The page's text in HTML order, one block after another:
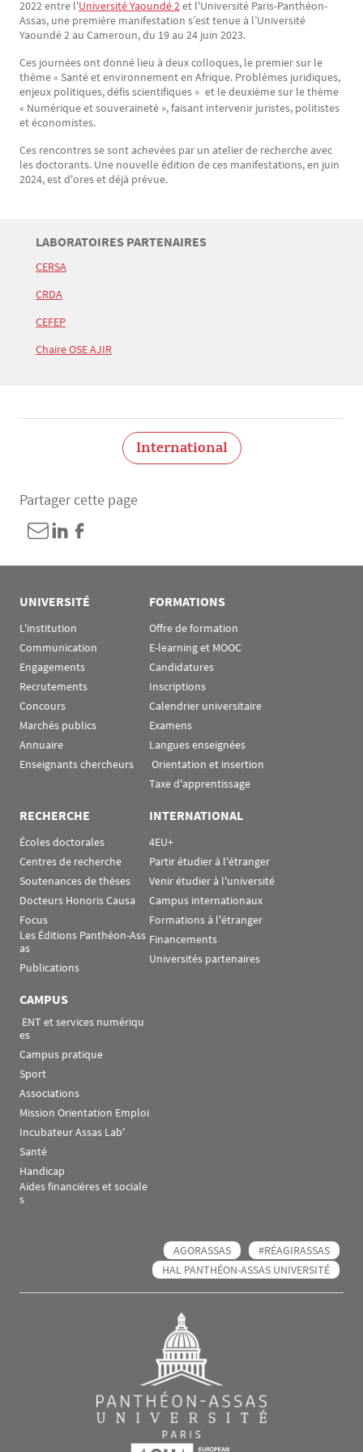
2022 entre l'Université Yaoundé 2et l'Université Paris-Panthéon-
Assas, une première manifestation s’est tenue à l’Université
Yaoundé 2 au Cameroun, du 19 au 24 juin 2023.
Ces journées ont donné lieu à deux colloques, le premier sur le
thème « Santé et environnement en Afrique. Problèmes juridiques,
enjeux politiques, défis scientifiques » et le deuxième sur le thème
« Numérique et souveraineté », faisant intervenir juristes, politistes
et économistes.
Ces rencontres se sont achevées par un atelier de recherche avec
les doctorants. Une nouvelle édition de ces manifestations, en juin
2024, est d'ores et déjà prévue.
Bloc(s) libre(s)
Titre
LABORATOIRES PARTENAIRES
Texte
CERSA
CRDA
CEFEP
Chaire OSE AJIR
International
Partager cette page
UNIVERSITÉ
L'institution
Communication
Engagements
Recrutements
Concours
Marchés publics
Annuaire
Enseignants chercheurs
FORMATIONS
Offre de formation
E-learning et MOOC
Candidatures
Inscriptions
Calendrier universitaire
Examens
Langues enseignées
Orientation et insertion
Taxe d'apprentissage
RECHERCHE
Écoles doctorales
Centres de recherche
Soutenances de thèses
Docteurs Honoris Causa
Focus
Les Éditions Panthéon-Ass
as
Publications
INTERNATIONAL
4EU+
Partir étudier à l'étranger
Venir étudier à l'université
Campus internationaux
Formations à l'étranger
Financements
Universités partenaires
CAMPUS
es
Campus pratique
Sport
Associations
Mission Orientation Emploi
Incubateur Assas Lab'
Santé
Handicap
Aides financières et sociale
s
AGORASSAS
#RÉAGIRASSAS
HAL PANTHÉON-ASSAS UNIVERSITÉ